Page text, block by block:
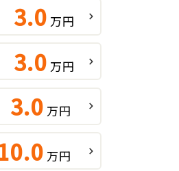
3.0 万円
3.0 万円
3.0 万円
万円